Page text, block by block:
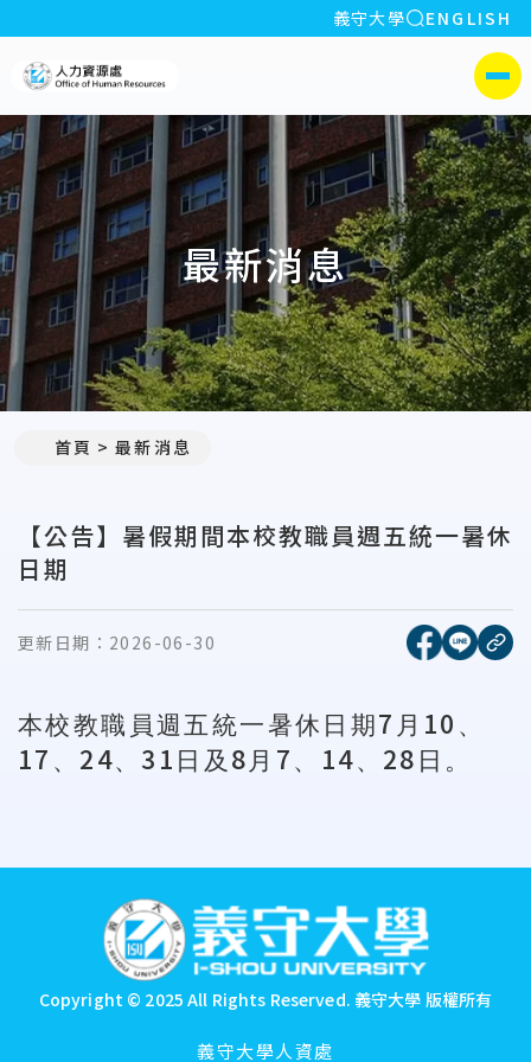
:::
義守大學 全站搜索
ENGLISH
側選單
最新消息
首頁 最新消息
【公告】暑假期間本校教職員週五統一暑休
日期
更新日期： 2026-06-30 [另開新
[另開
複
本校教職員週五統一暑休日期 7 月 10 、
17 、 24、 31 日及 8 月 7 、 14、 28 日。
Copyright © 2025 All Rights Reserved. 義守大學 版權所有
義守大學人資處